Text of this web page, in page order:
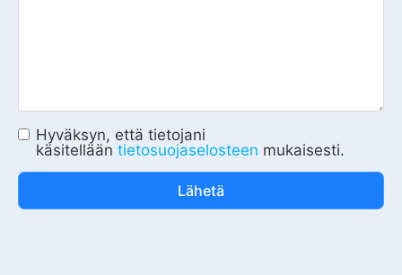
Hyväksyn, että tietojani
käsitellään tietosuojaselosteen mukaisesti.
Lähetä